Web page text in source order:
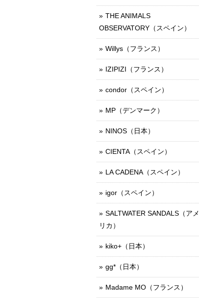
THE ANIMALS
OBSERVATORY（スペイン）
Willys（フランス）
IZIPIZI（フランス）
condor（スペイン）
MP（デンマーク）
NINOS（日本）
CIENTA（スペイン）
LA CADENA（スペイン）
igor（スペイン）
SALTWATER SANDALS（アメ
リカ）
kiko+（日本）
gg*（日本）
Madame MO（フランス）